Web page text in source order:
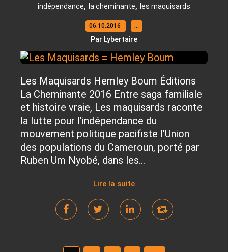
indépendance, la cheminante, les maquisards
06.10.2016 …
Par Lybertaire
Les Maquisards Hemley Boum Éditions
La Cheminante 2016 Entre saga familiale
et histoire vraie, Les maquisards raconte
la lutte pour l’indépendance du
mouvement politique pacifiste l’Union
des populations du Cameroun, porté par
Ruben Um Nyobé, dans les...
Lire la suite